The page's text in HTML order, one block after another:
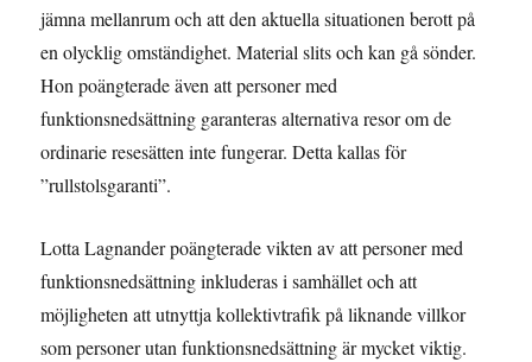
jämna mellanrum och att den aktuella situationen berott på
en olycklig omständighet. Material slits och kan gå sönder.
Hon poängterade även att personer med
funktionsnedsättning garanteras alternativa resor om de
ordinarie resesätten inte fungerar. Detta kallas för
”rullstolsgaranti”.
Lotta Lagnander poängterade vikten av att personer med
funktionsnedsättning inkluderas i samhället och att
möjligheten att utnyttja kollektivtrafik på liknande villkor
som personer utan funktionsnedsättning är mycket viktig.